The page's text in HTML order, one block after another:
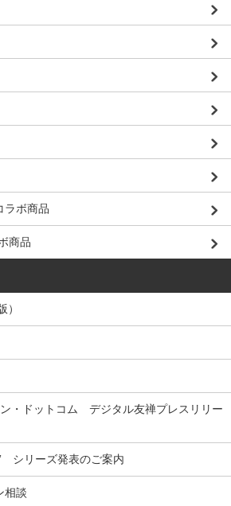
ラボ商品
商品
・ドットコム デジタル友禅プレスリリー
シリーズ発表のご案内
相談